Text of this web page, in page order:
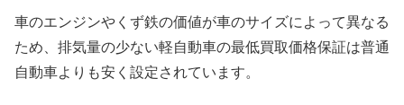
車のエンジンやくず鉄の価値が車のサイズによって異なる
ため、排気量の少ない軽自動車の最低買取価格保証は普通
自動車よりも安く設定されています。